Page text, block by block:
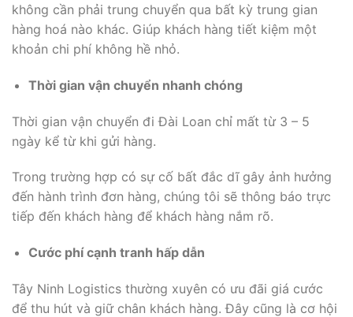
không cần phải trung chuyển qua bất kỳ trung gian
hàng hoá nào khác. Giúp khách hàng tiết kiệm một
khoản chi phí không hề nhỏ.
Thời gian vận chuyển nhanh chóng
Thời gian vận chuyển đi Đài Loan chỉ mất từ 3 – 5
ngày kể từ khi gửi hàng.
Trong trường hợp có sự cố bất đắc dĩ gây ảnh hưởng
đến hành trình đơn hàng, chúng tôi sẽ thông báo trực
tiếp đến khách hàng để khách hàng nắm rõ.
Cước phí cạnh tranh hấp dẫn
Tây Ninh Logistics thường xuyên có ưu đãi giá cước
để thu hút và giữ chân khách hàng. Đây cũng là cơ hội